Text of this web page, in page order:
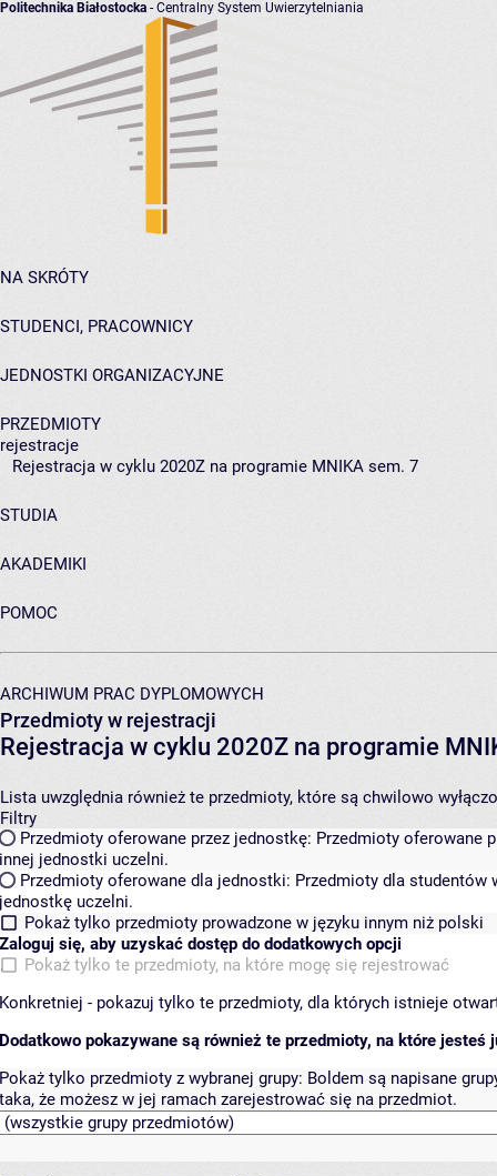
Politechnika Białostocka - Centralny System Uwierzytelniania
NA SKRÓTY
STUDENCI, PRACOWNICY
JEDNOSTKI ORGANIZACYJNE
PRZEDMIOTY
rejestracje
Rejestracja w cyklu 2020Z na programie MNIKA sem. 7
STUDIA
AKADEMIKI
POMOC
ARCHIWUM PRAC DYPLOMOWYCH
Przedmioty w rejestracji
Rejestracja w cyklu 2020Z na programie
Lista uwzględnia również te przedmioty, które są chwilowo
Filtry
Przedmioty oferowane przez jednostkę: Przedmioty oferowane
innej jednostki uczelni.
Przedmioty oferowane dla jednostki: Przedmioty dla studentów
jednostkę uczelni.
Pokaż tylko przedmioty prowadzone w języku innym niż polski
Zaloguj się, aby uzyskać dostęp do dodatkowych opcji
Pokaż tylko te przedmioty, na które mogę się rejestrować
Konkretniej - pokazuj tylko te przedmioty, dla których istnieje
Dodatkowo pokazywane są również te przedmioty, na które jesteś
Pokaż tylko przedmioty z wybranej grupy: Boldem są napisane
taka, że możesz w jej ramach zarejestrować się na przedmiot.